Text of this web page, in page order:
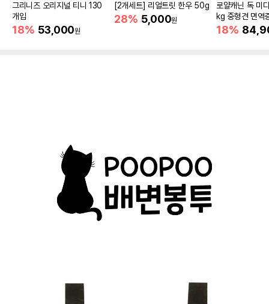
그리니즈 오리지널 티니 130
개입
18% 53,000원
[2개세트] 리얼트릿 한우 50g
28% 5,000원
로얄캐닌 독 미
kg 중형견 면역
18%